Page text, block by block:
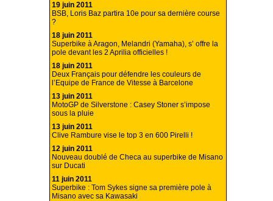
19 juin 2011
BSB, Loris Baz partira 10e pour sa dernière course
?
18 juin 2011
Superbike à Aragon, Melandri (Yamaha), s’ offre la
pole devant les 2 Aprilia officielles !
18 juin 2011
Deux Français pour défendre les couleurs de
l’Equipe de France de Vitesse à Barcelone
13 juin 2011
MotoGP de Silverstone : Casey Stoner s’impose
sous la pluie
13 juin 2011
Clive Rambure vise le top 3 en 600 Pirelli !
12 juin 2011
Nouveau doublé de Checa au superbike de Misano
sur Ducati
11 juin 2011
Superbike : Tom Sykes signe sa première pole à
Misano avec sa Kawasaki